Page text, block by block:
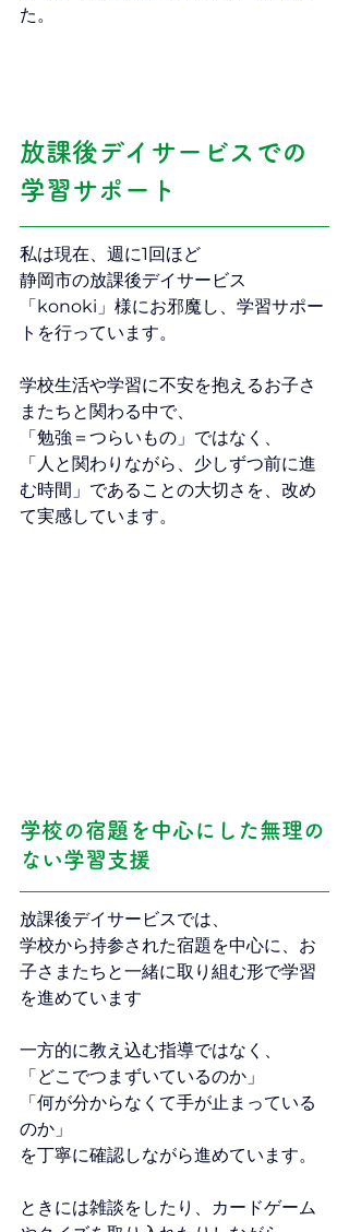
た。
放課後デイサービスでの
学習サポート
私は現在、週に1回ほど
静岡市の放課後デイサービス
「konoki」様にお邪魔し、学習サポー
トを行っています。
学校生活や学習に不安を抱えるお子さ
またちと関わる中で、
「勉強＝つらいもの」ではなく、
「人と関わりながら、少しずつ前に進
む時間」であることの大切さを、改め
て実感しています。
学校の宿題を中心にした無理の
ない学習支援
放課後デイサービスでは、
学校から持参された宿題を中心に、お
子さまたちと一緒に取り組む形で学習
を進めています
一方的に教え込む指導ではなく、
「どこでつまずいているのか」
「何が分からなくて手が止まっている
のか」
を丁寧に確認しながら進めています。
ときには雑談をしたり、カードゲーム